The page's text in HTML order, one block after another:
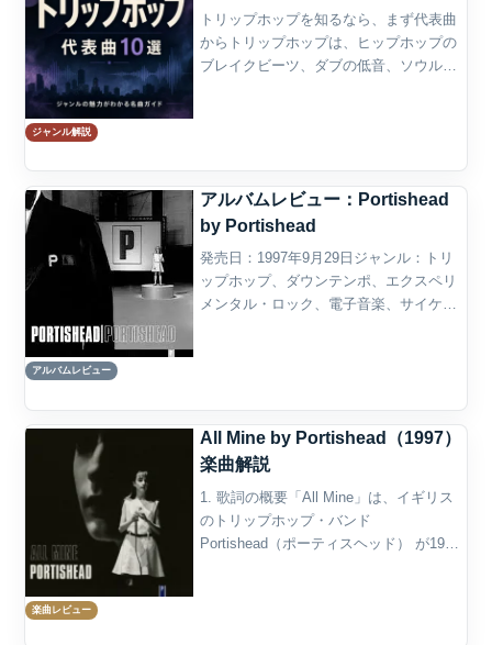
ジャンル解説
トリップホップを知るなら、まず代表曲
からトリップホップは、ヒップホップの
ブレイクビーツ、ダブの低音、ソウルや
アルバムレビュー
アルバムレビュー：Portishead
by Portishead
発売日：1997年9月29日ジャンル：トリ
ップホップ、ダウンテンポ、エクスペリ
メンタル・ロック、電子音楽、サイケデ
楽曲レビュー
All Mine by Portishead（1997）
楽曲解説
1. 歌詞の概要「All Mine」は、イギリス
のトリップホップ・バンド
Portishead（ポーティスヘッド） が1997